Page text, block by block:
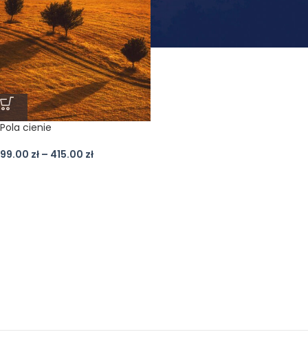
Pola cienie
99.00 zł – 415.00 zł